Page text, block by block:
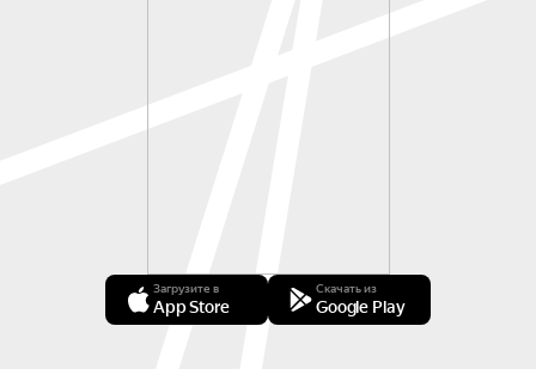
Загрузите в
App Store
Скачать из
Google Play